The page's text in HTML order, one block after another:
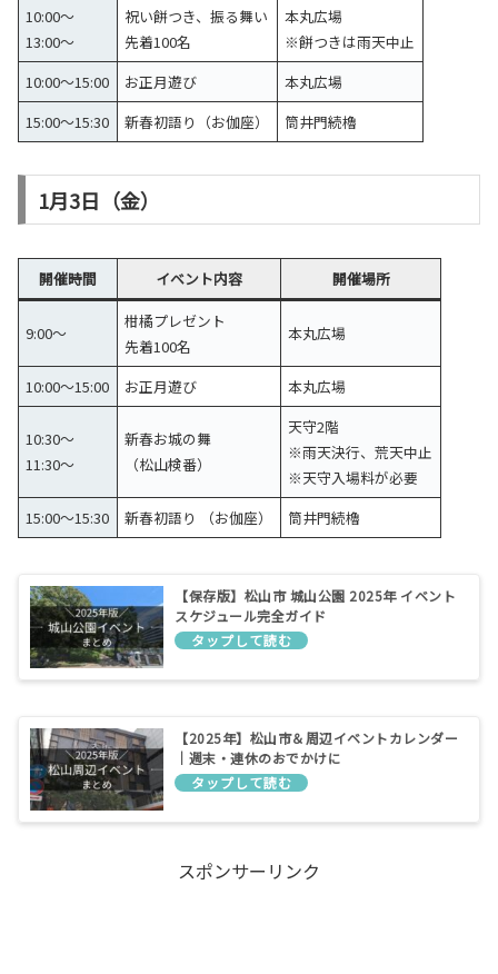
10:00～
13:00～
祝い餅つき、振る舞い
先着100名
本丸広場
※餅つきは雨天中止
10:00～15:00
お正月遊び
本丸広場
15:00～15:30
新春初語り（お伽座） 筒井門続櫓
1月3日（金）
開催時間 イベント内容 開催場所
9:00～
柑橘プレゼント
先着100名
本丸広場
10:00～15:00 お正月遊び 本丸広場
10:30～
11:30～
新春お城の舞
（松山検番）
天守2階
※雨天決行、荒天中止
※天守入場料が必要
15:00～15:30
新春初語り （お伽座） 筒井門続櫓
【保存版】松山市 城山公園 2025年 イベント
スケジュール完全ガイド
【2025年】松山市＆周辺イベントカレンダー
｜週末・連休のおでかけに
スポンサーリンク